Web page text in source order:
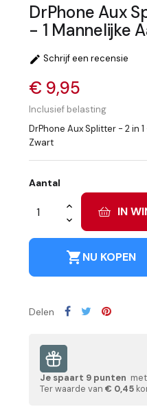
DrPhone Aux
- 1 Mannelijke
 Schrijf een recensie
€ 9,95
Inclusief belasting
DrPhone Aux Splitter - 2 in
Zwart
Aantal
IN
shopping_cartNU KOPEN
Delen
Je spaart 9 punten
Ter waarde van € 0,45